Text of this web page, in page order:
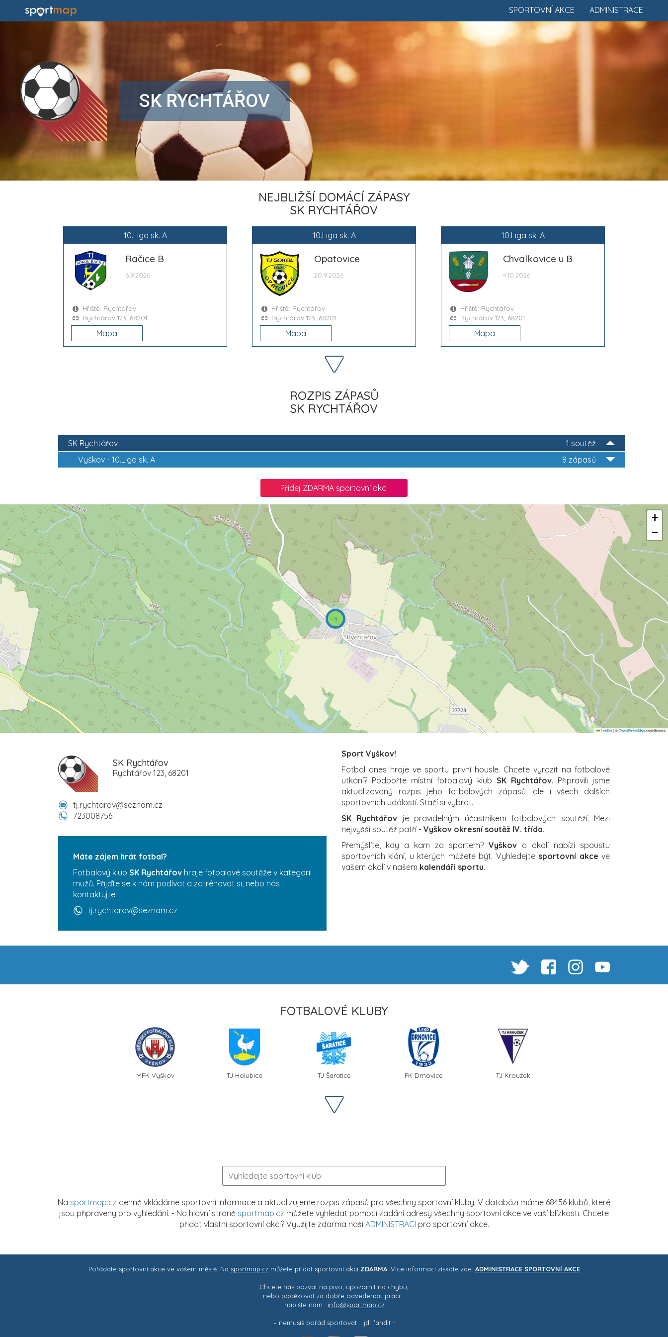
ADMINISTRACE
SPORTOVNÍ AKCE
SK RYCHTÁŘOV
NEJBLIŽŠÍ DOMÁCÍ ZÁPASY
SK RYCHTÁŘOV
10.Liga sk. A
Račice B
6.9.2026
Hřiště: Rychtářov
Rychtářov 123, 68201
Mapa
10.Liga sk. A
Opatovice
20.9.2026
Hřiště: Rychtářov
Rychtářov 123, 68201
Mapa
10.Liga sk. A
Chvalkovice u B
4.10.2026
Hřiště: Rychtářov
Rychtářov 123, 68201
Mapa
ROZPIS ZÁPASŮ
SK RYCHTÁŘOV
1 soutěž
SK Rychtářov
8 zápasů
Vyškov - 10.Liga sk. A
Přidej ZDARMA sportovní akci
4
+
−
Leaflet|©OpenStreetMapcontributors
SK Rychtářov
Rychtářov 123, 68201
tj.rychtarov@seznam.cz
723008756
Máte zájem hrát fotbal?
Fotbalový klub SK Rychtářov hraje fotbalové soutěže v kategorii
mužů. Přijďte se k nám podívat a zatrénovat si, nebo nás
kontaktujte!
tj.rychtarov@seznam.cz
Sport Vyškov!
Fotbal dnes hraje ve sportu první housle. Chcete vyrazit na fotbalové
utkání? Podpořte místní fotbalový klub SK Rychtářov. Připravili jsme
aktualizovaný rozpis jeho fotbalových zápasů, ale i všech dalších
sportovních událostí. Stačí si vybrat.
SK Rychtářov je pravidelným účastníkem fotbalových soutěží. Mezi
nejvyšší soutěž patří - Vyškov okresní soutěž IV. třída.
Přemýšlíte, kdy a kam za sportem? Vyškov a okolí nabízí spoustu
sportovních klání, u kterých můžete být. Vyhledejte sportovní akce ve
vašem okolí v našem kalendáři sportu.
FOTBALOVÉ KLUBY
MFK Vyškov TJ Holubice TJ Šaratice FK Drnovice TJ Kroužek
Na sportmap.cz denně vkládáme sportovní informace a aktualizujeme rozpis zápasů pro všechny sportovní kluby. V databázi máme 68456 klubů, které
jsou připraveny pro vyhledání. - Na hlavní straně sportmap.cz můžete vyhledat pomocí zadání adresy všechny sportovní akce ve vaší blízkosti. Chcete
přidat vlastní sportovní akci? Využijte zdarma naší ADMINISTRACI pro sportovní akce.
Pořádáte sportovní akce ve vašem městě. Na sportmap.czmůžete přidat sportovní akci ZDARMA. Více informací získáte zde: ADMINISTRACE SPORTOVNÍ AKCE
Chcete nás pozvat na pivo, upozornit na chybu,
nebo poděkovat za dobře odvedenou práci ..
napište nám.. info@sportmap.cz
– nemusíš pořád sportovat .. jdi fandit -